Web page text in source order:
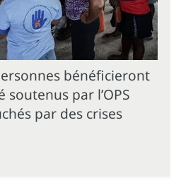
bénéficieront
par l’OPS
par des crises